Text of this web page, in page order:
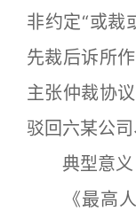
非约定“或裁
先裁后诉所
主张仲裁协
驳回六某公司
典型意义
《最高人